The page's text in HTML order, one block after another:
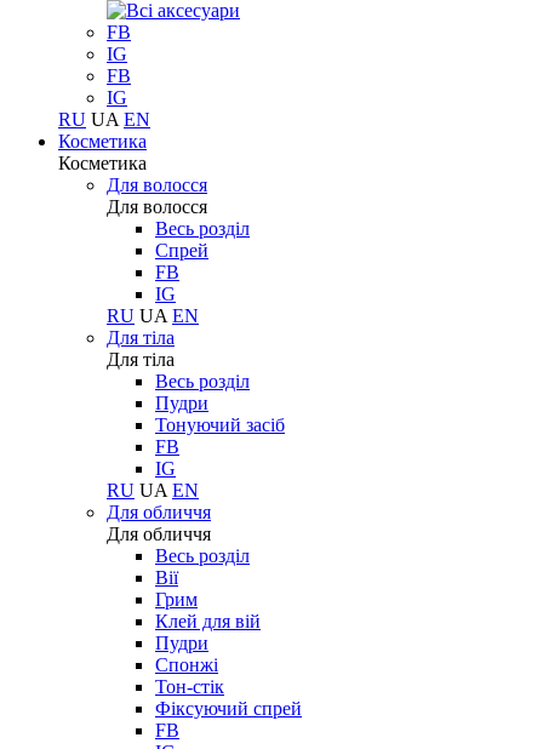
FB
IG
FB
IG
RU UA EN
Косметика
Косметика
Для волосся
Для волосся
Весь розділ
Спрей
FB
IG
RU UA EN
Для тіла
Для тіла
Весь розділ
Пудри
Тонуючий засіб
FB
IG
RU UA EN
Для обличчя
Для обличчя
Весь розділ
Вії
Грим
Клей для вій
Пудри
Спонжі
Тон-стік
Фіксуючий спрей
FB